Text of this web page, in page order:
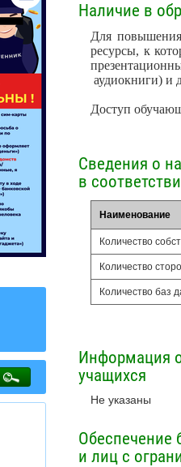
Наличие в
Для повышения
ресурсы, к
аудиокниги) и
Доступ
Сведения о
в
Наименование
Количество
Количество
Количество баз
Информация
учащихся
Не указаны
Обеспечение
и лиц с